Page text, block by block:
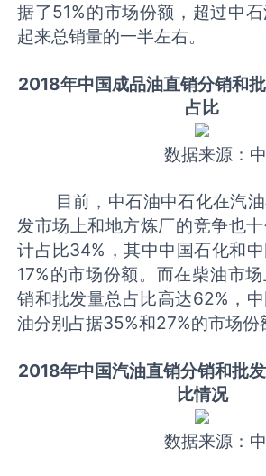
据了51%的市场份额，超过中
起来总销量的一半左右。
2018年中国成品油直销分销和
占比
数据来源：
目前，中石油中石化在汽油
发市场上和地方炼厂的竞争也
计占比34%，其中中国石化和
17%的市场份额。而在柴油市
销和批发量总占比高达62%，
油分别占据35%和27%的市场份
2018年中国汽油直销分销和批
比情况
数据来源：